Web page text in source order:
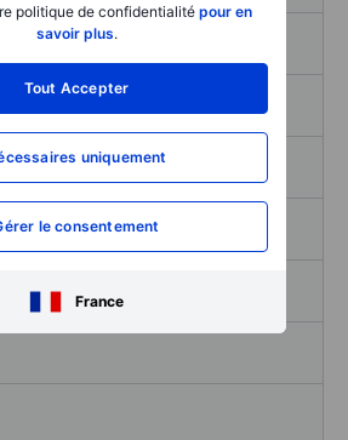
politique de confidentialité pour en
savoir plus.
Tout Accepter
uniquement
le consentement
France